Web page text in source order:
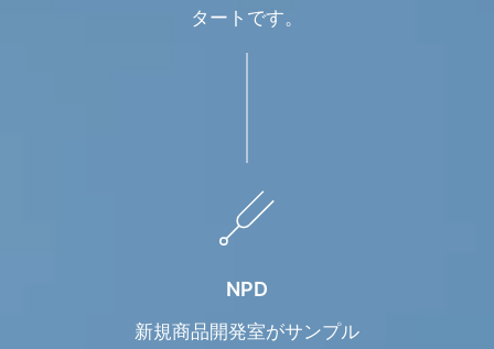
タートです。
NPD
新規商品開発室がサンプル